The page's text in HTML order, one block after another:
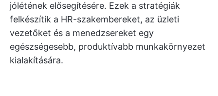
jólétének elősegítésére. Ezek a stratégiák
felkészítik a HR-szakembereket, az üzleti
vezetőket és a menedzsereket egy
egészségesebb, produktívabb munkakörnyezet
kialakítására.